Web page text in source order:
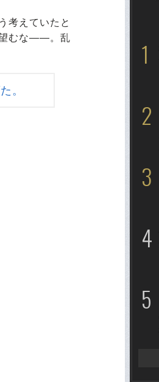
考えていたと
望むな――。乱
。